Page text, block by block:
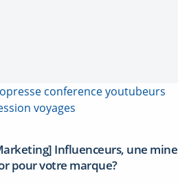
Influenceurs, une mine
pour votre marque?